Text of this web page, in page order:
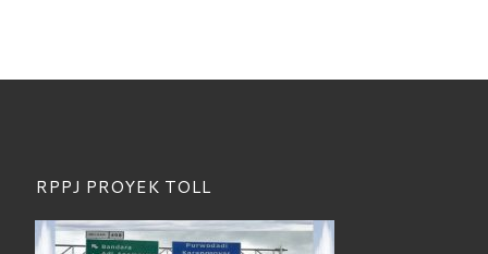
RPPJ PROYEK TOLL